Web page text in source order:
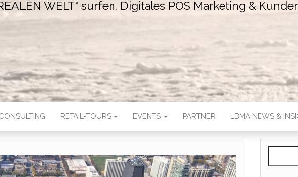
WELT" surfen. Digitales POS Marketing &
CONSULTING RETAIL-TOURS EVENTS PARTNER LBMA NEWS &